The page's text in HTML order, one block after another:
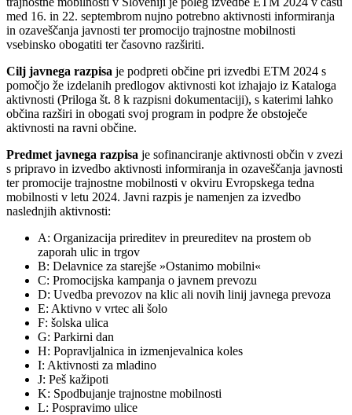
med 16. in 22. septembrom nujno potrebno aktivnosti informiranja
in ozaveščanja javnosti ter promocijo trajnostne mobilnosti
vsebinsko obogatiti ter časovno razširiti.
Cilj javnega razpisa je podpreti občine pri izvedbi ETM 2024 s
pomočjo že izdelanih predlogov aktivnosti kot izhajajo iz Kataloga
aktivnosti (Priloga št. 8 k razpisni dokumentaciji), s katerimi lahko
občina razširi in obogati svoj program in podpre že obstoječe
aktivnosti na ravni občine.
Predmet javnega razpisa je sofinanciranje aktivnosti občin v zvezi
s pripravo in izvedbo aktivnosti informiranja in ozaveščanja javnosti
ter promocije trajnostne mobilnosti v okviru Evropskega tedna
mobilnosti v letu 2024. Javni razpis je namenjen za izvedbo
naslednjih aktivnosti:
A: Organizacija prireditev in preureditev na prostem ob
zaporah ulic in trgov
B: Delavnice za starejše »Ostanimo mobilni«
C: Promocijska kampanja o javnem prevozu
D: Uvedba prevozov na klic ali novih linij javnega prevoza
E: Aktivno v vrtec ali šolo
F: šolska ulica
G: Parkirni dan
H: Popravljalnica in izmenjevalnica koles
I: Aktivnosti za mladino
J: Peš kažipoti
K: Spodbujanje trajnostne mobilnosti
L: Pospravimo ulice